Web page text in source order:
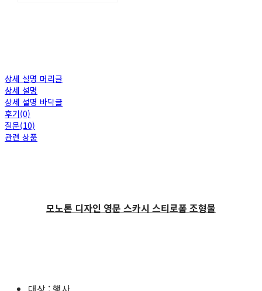
상세 설명 머리글
상세 설명
상세 설명 바닥글
후기(0)
질문(10)
관련 상품
모노톤 디자인 영문 스카시 스티로폼 조형물